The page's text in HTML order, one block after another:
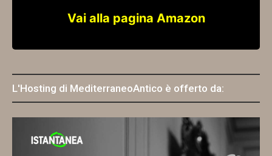
Vai alla pagina Amazon
L'Hosting di MediterraneoAntico è offerto da: